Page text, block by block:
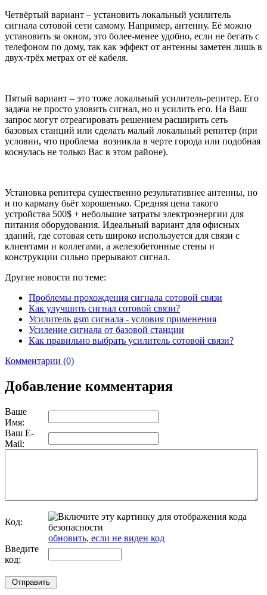
Четвёртый вариант – установить локальный усилитель
сигнала сотовой сети самому. Например, антенну. Её можно
установить за окном, это более-менее удобно, если не бегать с
телефоном по дому, так как эффект от антенны заметен лишь в
двух-трёх метрах от её кабеля.
Пятый вариант – это тоже локальный усилитель-репитер. Его
задача не просто уловить сигнал, но и усилить его. На Ваш
запрос могут отреагировать решением расширить сеть
базовых станций или сделать малый локальный репитер (при
условии, что проблема возникла в черте города или подобная
коснулась не только Вас в этом районе).
Установка репитера существенно результативнее антенны, но
и по карману бьёт хорошенько. Средняя цена такого
устройства 500$ + небольшие затраты электроэнергии для
питания оборудования. Идеальный вариант для офисных
зданий, где сотовая сеть широко используется для связи с
клиентами и коллегами, а железобетонные стены и
конструкции сильно прерывают сигнал.
Другие новости по теме:
Проблемы прохождения сигнала сотовой связи
Как улучшить сигнал сотовой связи?
Усилитель gsm сигнала - условия применения
Усиление сигнала от базовой станции
Как правильно выбрать усилитель сотовой связи?
Комментарии (0)
Добавление комментария
Ваше
Имя:
Ваш E-
Mail:
Код:
обновить, если не виден код
Введите
код: